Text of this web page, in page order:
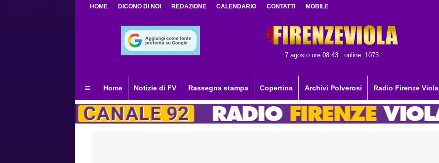
HOME DICONO DI NOI REDAZIONE CALENDARIO CONTATTI MOBILE
7 agosto ore 08:43 online: 1073
Home Notizie di FV Rassegna stampa Copertina Archivi Polverosi Radio Firenze Viola